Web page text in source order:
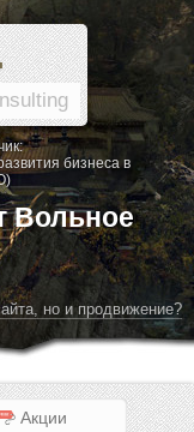
бизнеса в
Вольное
но и продвижение?
Акции